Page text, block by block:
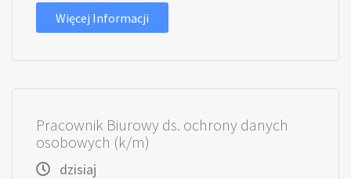
Więcej Informacji
Pracownik Biurowy ds. ochrony danych
osobowych (k/m)
dzisiaj